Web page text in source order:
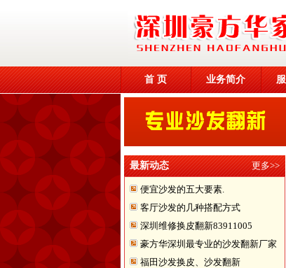
首 页 业务简介
最新动态 更多>>
便宜沙发的五大要素.
客厅沙发的几种搭配方式
深圳维修换皮翻新83911005
豪方华深圳最专业的沙发翻新厂家
福田沙发换皮、沙发翻新